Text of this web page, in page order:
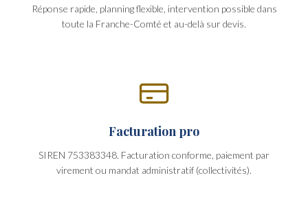
Réponse rapide, planning flexible, intervention possible dans
toute la Franche-Comté et au-delà sur devis.
Facturation pro
SIREN 753383348. Facturation conforme, paiement par
virement ou mandat administratif (collectivités).